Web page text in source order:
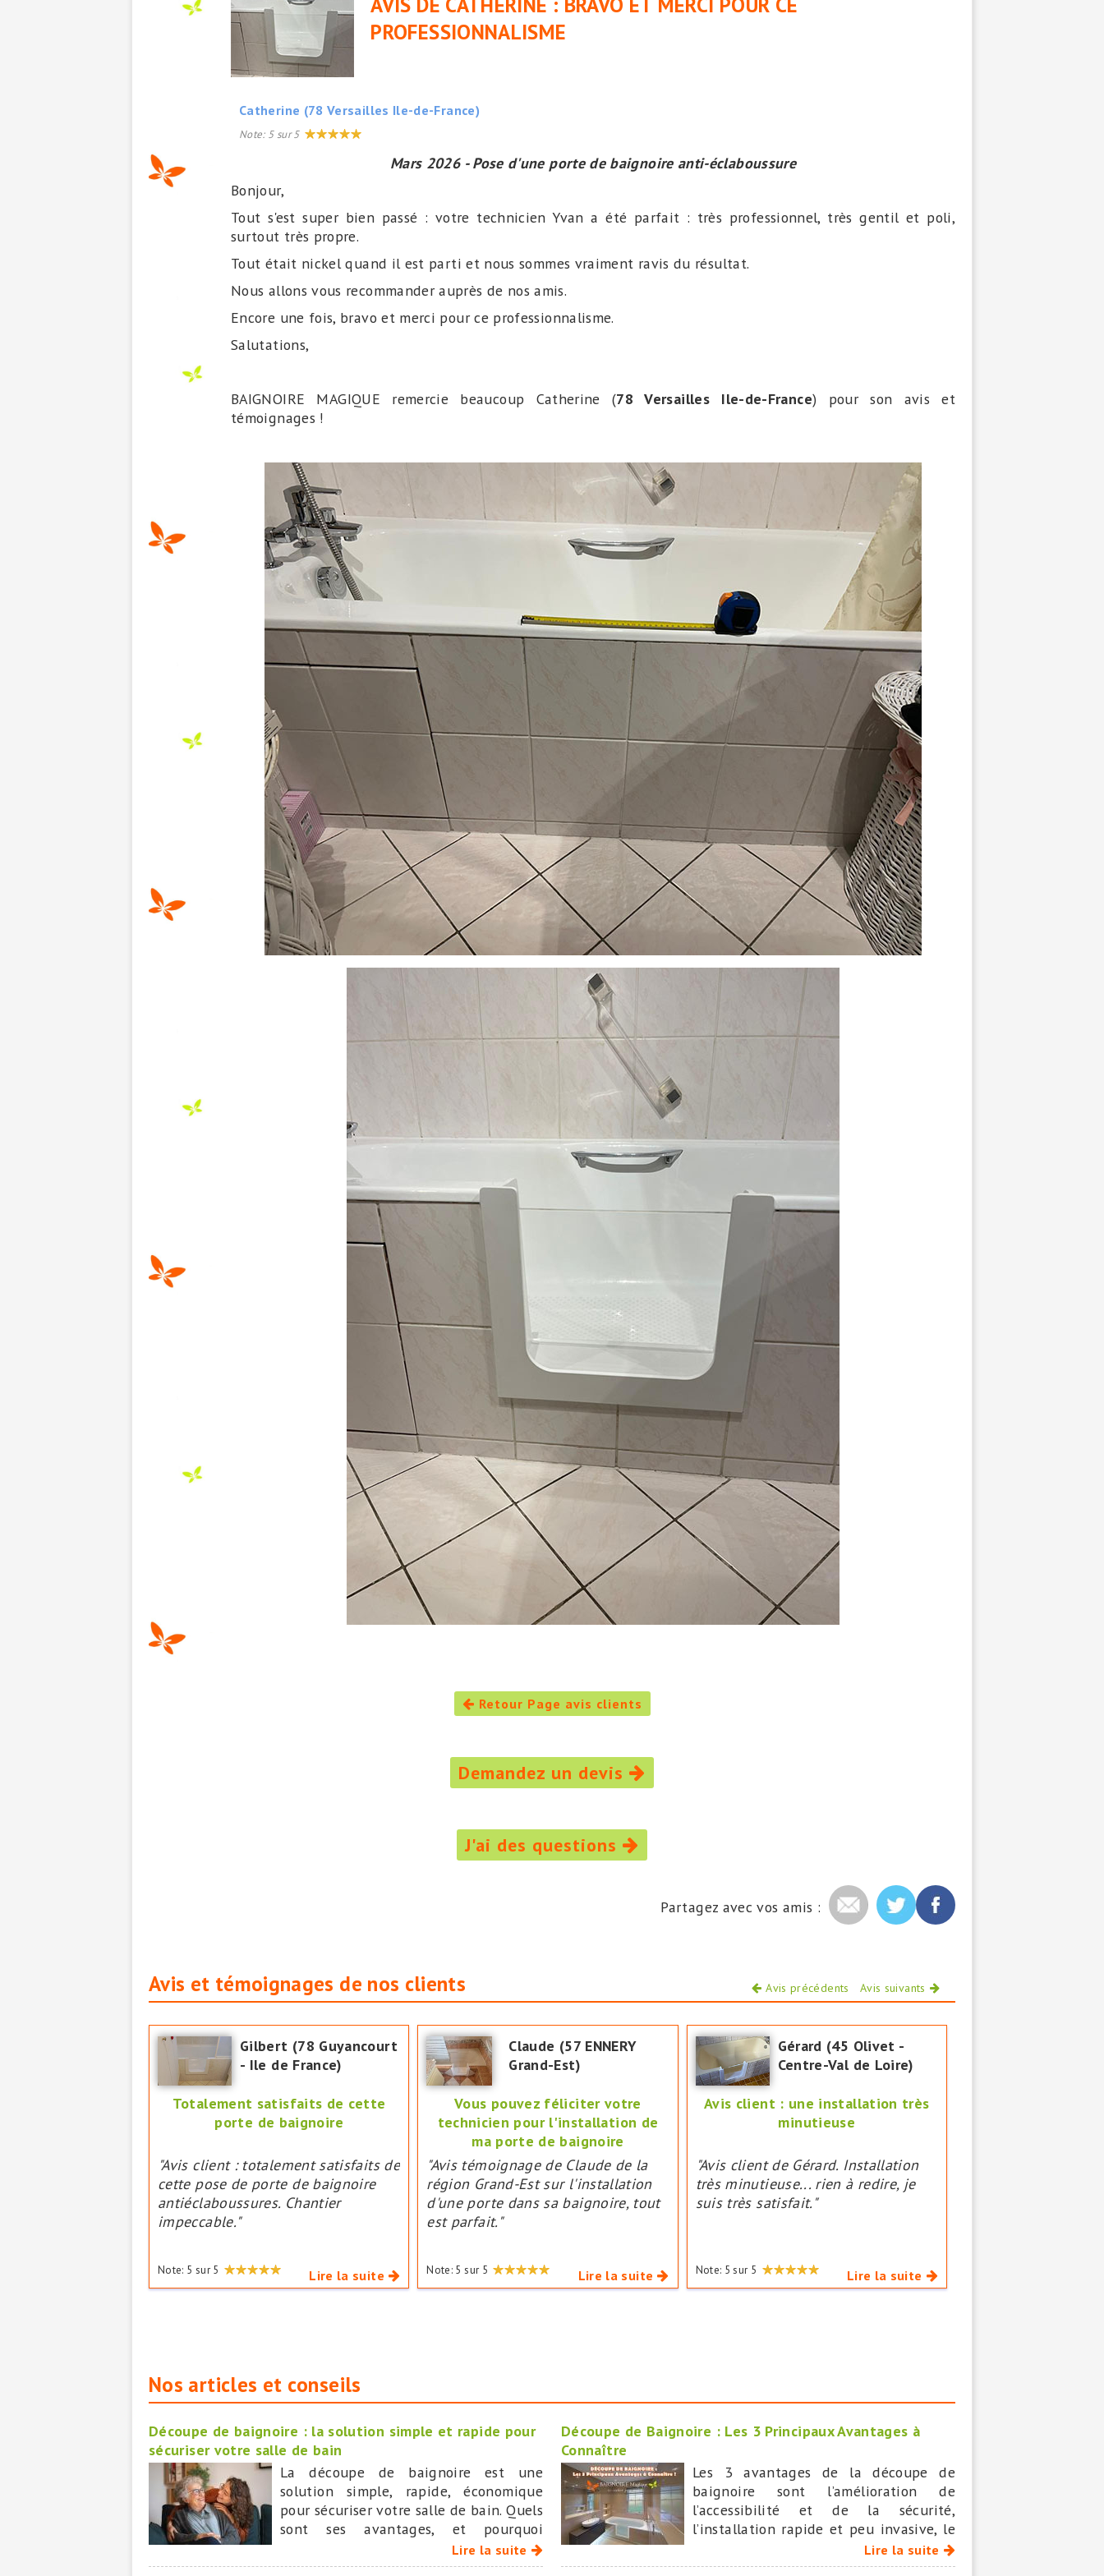
PROFESSIONNALISME
Catherine (78 Versailles Ile-de-France)
Note: 5sur5
Mars 2026 - Pose d'une porte de baignoire anti-éclaboussure
Bonjour,
Tout s'est super bien passé : votre technicien Yvan a été parfait : très professionnel, très gentil et poli,
surtout très propre.
Tout était nickel quand il est parti et nous sommes vraiment ravis du résultat.
Nous allons vous recommander auprès de nos amis.
Encore une fois, bravo et merci pour ce professionnalisme.
Salutations,
BAIGNOIRE MAGIQUE remercie beaucoup Catherine (78 Versailles Ile-de-France) pour son avis et
témoignages !
Retour Page avis clients
Demandez un devis
J'ai des questions
Partagez avec vos amis :
Avis et témoignages de nos clients Avis précédents Avis suivants
Gilbert (78 Guyancourt
- Ile de France)
Totalement satisfaits de cette
porte de baignoire
"Avis client : totalement satisfaits de
cette pose de porte de baignoire
antiéclaboussures. Chantier
impeccable."
Note: 5 sur 5 Lire la suite
Claude (57 ENNERY
Grand-Est)
Vous pouvez féliciter votre
technicien pour l'installation de
ma porte de baignoire
"Avis témoignage de Claude de la
région Grand-Est sur l'installation
d'une porte dans sa baignoire, tout
est parfait."
Note: 5 sur 5 Lire la suite
Gérard (45 Olivet -
Centre-Val de Loire)
Avis client : une installation très
minutieuse
"Avis client de Gérard. Installation
très minutieuse... rien à redire, je
suis très satisfait."
Note: 5 sur 5 Lire la suite
Nos articles et conseils
Découpe de baignoire : la solution simple et rapide pour
sécuriser votre salle de bain
La découpe de baignoire est une
solution simple, rapide, économique
pour sécuriser votre salle de bain. Quels
sont ses avantages, et pourquoi
BAIGNOIRE MAGIQUE est aujourd’hui le
leader national dans ce domaine ?
Lire la suite
Découpe de Baignoire : Les 3 Principaux Avantages à
Connaître
Les 3 avantages de la découpe de
baignoire sont l’amélioration de
l’accessibilité et de la sécurité,
l’installation rapide et peu invasive, le
coût moindre que celui d’un
remplacement complet de baignoire.
Lire la suite